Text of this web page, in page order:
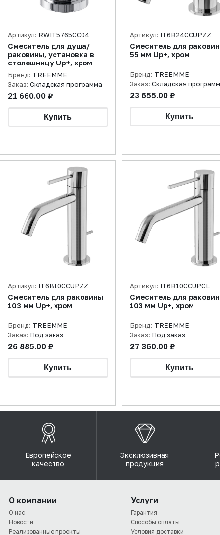
Артикул: RWIT5765CC04
Смеситель для душа/
раковины, установка в
столешницу Up+, хром
Бренд: TREEMME
Заказ: Складская программа
21 660.00 ₽
Артикул: IT6B24CCUPZZ
Смеситель для
55 мм Up+, хром
Бренд: TREEMME
Заказ: Складская
23 655.00 ₽
Артикул: IT6B10CCUPZZ
Смеситель для раковины
103 мм Up+, хром
Бренд: TREEMME
Заказ: Под заказ
26 885.00 ₽
Артикул: IT6B10CCUPCL
Смеситель для
103 мм Up+, хром
Бренд: TREEMME
Заказ: Под заказ
27 360.00 ₽
Европейское
качество
Эксклюзивная
продукция
О компании
О нас
Новости
Реализованные проекты
Услуги
Гарантия
Способы оплаты
Условия доставки